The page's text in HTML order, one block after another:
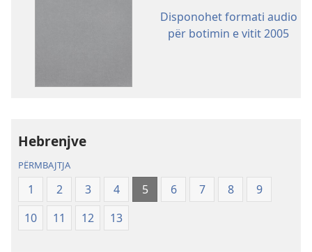
shkarkimit
për
e
Re
Disponohet formati audio
për botimin e vitit 2005
Hebrenjve
PËRMBAJTJA
1 2 3 4 5 6 7 8
9
10
11 12 13